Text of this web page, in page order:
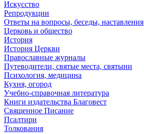
Искусство
Репродукции
Ответы на вопросы, беседы, наставления
Церковь и общество
История
История Церкви
Православные журналы
Путеводители, святые места, святыни
Психология, медицина
Кухня, огород
Учебно-справочная литература
Книги издательства Благовест
Священное Писание
Псалтири
Толкования